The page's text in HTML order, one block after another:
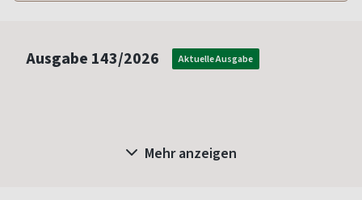
Ausgabe 143/2026 Aktuelle Ausgabe
Mehr anzeigen